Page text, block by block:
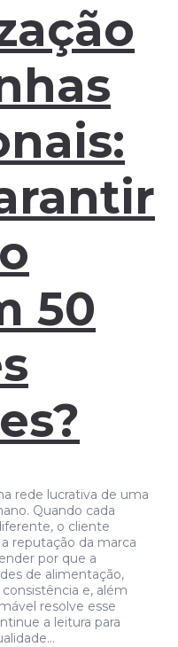
50
rede lucrativa de uma
Quando cada
o cliente
reputação da marca
por que a
de alimentação,
e, além
resolve esse
a leitura para